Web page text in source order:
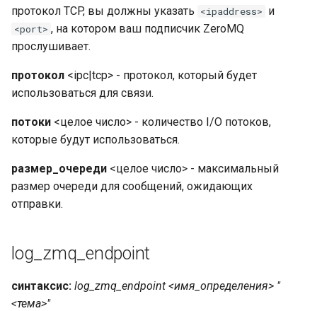
протокол TCP, вы должны указать <ipaddress> и
<port> , на котором ваш подписчик ZeroMQ
прослушивает.
протокол <ipc|tcp> - протокол, который будет
использоваться для связи.
потоки <целое число> - количество I/O потоков,
которые будут использоваться.
размер_очереди <целое число> - максимальный
размер очереди для сообщений, ожидающих
отправки.
log_zmq_endpoint
синтаксис: log_zmq_endpoint <имя_определения> "
<тема>"